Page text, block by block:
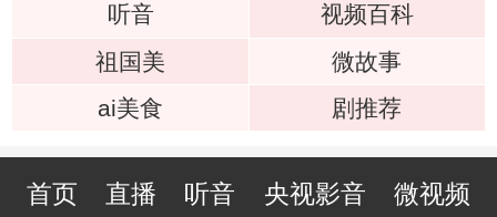
听音
视频百科
祖国美
微故事
ai美食
剧推荐
首页 直播 听音 央视影音 微视频